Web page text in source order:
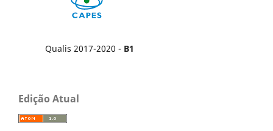
Qualis 2017-2020 - B1
Edição Atual